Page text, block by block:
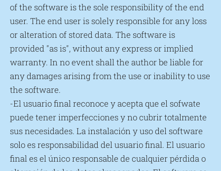
of the software is the sole responsibility of the end
user. The end user is solely responsible for any loss
or alteration of stored data. The software is
provided "as is", without any express or implied
warranty. In no event shall the author be liable for
any damages arising from the use or inability to use
the software.
-El usuario final reconoce y acepta que el sofwate
puede tener imperfecciones y no cubrir totalmente
sus necesidades. La instalación y uso del software
solo es responsabilidad del usuario final. El usuario
final es el único responsable de cualquier pérdida o